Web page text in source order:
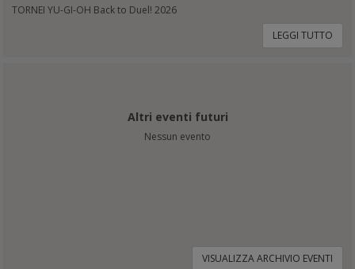
TORNEI YU-GI-OH Back to Duel! 2026
LEGGI TUTTO
Altri eventi futuri
Nessun evento
VISUALIZZA ARCHIVIO EVENTI